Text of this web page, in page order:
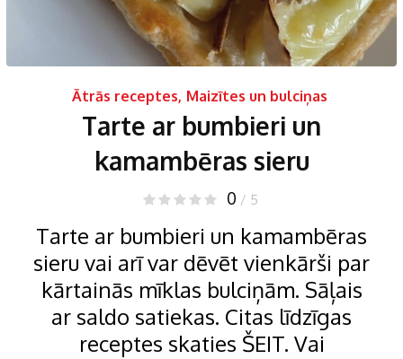
Ātrās receptes, Maizītes un bulciņas
Tarte ar bumbieri un
kamambēras sieru
0 / 5
Tarte ar bumbieri un kamambēras
sieru vai arī var dēvēt vienkārši par
kārtainās mīklas bulciņām. Sāļais
ar saldo satiekas. Citas līdzīgas
receptes skaties ŠEIT. Vai